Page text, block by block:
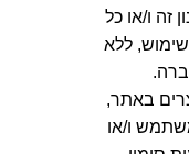
זה ו/או כל
ללא
באתר,
ו/או